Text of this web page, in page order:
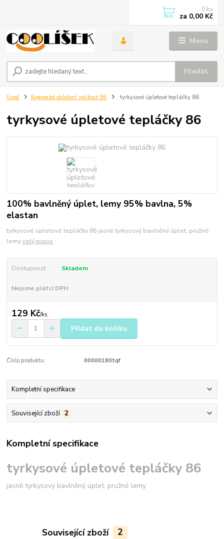
Menu
Hledat
0 ks
za 0,00 Kč
Úvod Kojenecké oblečení velikost 86 tyrkysové úpletové tepláčky 86
tyrkysové úpletové tepláčky 86
100% bavlněný úplet, lemy 95% bavlna, 5%
elastan
tyrkysové úpletové tepláčky 86 jasně tyrkysový bavlněný úplet, pružné
lemy celý popis
Dostupnost Skladem
Nejsme plátci DPH
129 Kč/ks
Přidat do košíku
Číslo produktu: 00000180tqf
Kompletní specifikace
Související zboží 2
Kompletní specifikace
tyrkysové úpletové tepláčky 86
jasně tyrkysový bavlněný úplet, pružné lemy
Související zboží 2